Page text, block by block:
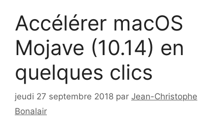
Accélérer macOS
Mojave (10.14) en
quelques clics
jeudi 27 septembre 2018 par Jean-Christophe
Bonalair